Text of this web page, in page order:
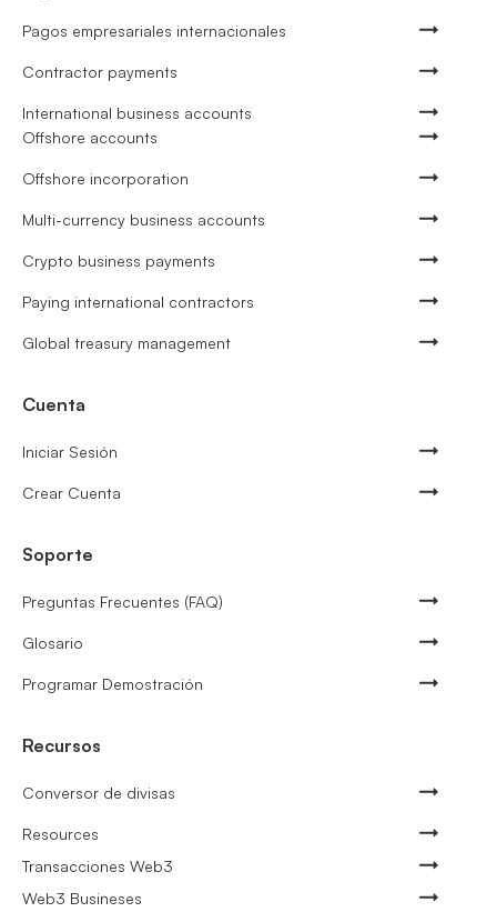
Pagos empresariales internacionales
Contractor payments
International business accounts
Offshore accounts
Offshore incorporation
Multi-currency business accounts
Crypto business payments
Paying international contractors
Global treasury management
Cuenta
Iniciar Sesión
Crear Cuenta
Soporte
Preguntas Frecuentes (FAQ)
Glosario
Programar Demostración
Recursos
Conversor de divisas
Resources
Transacciones Web3
Web3 Busineses